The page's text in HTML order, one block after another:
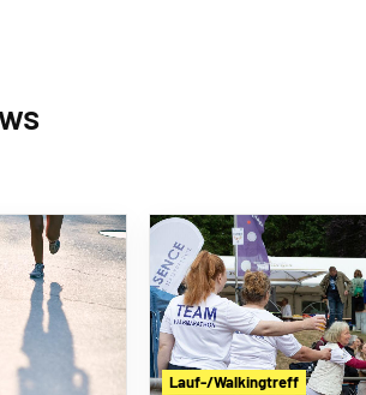
Lauf-/Walkingtreff